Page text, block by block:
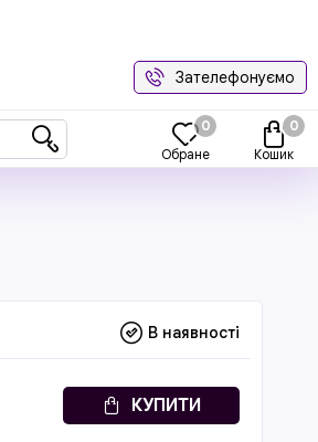
Зателефонуємо
Обране
0
Кошик
0
В наявності
КУПИТИ